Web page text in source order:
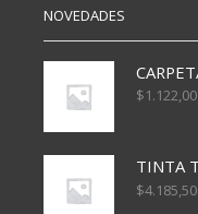
NOVEDADES
$1.122,00
$4.185,50